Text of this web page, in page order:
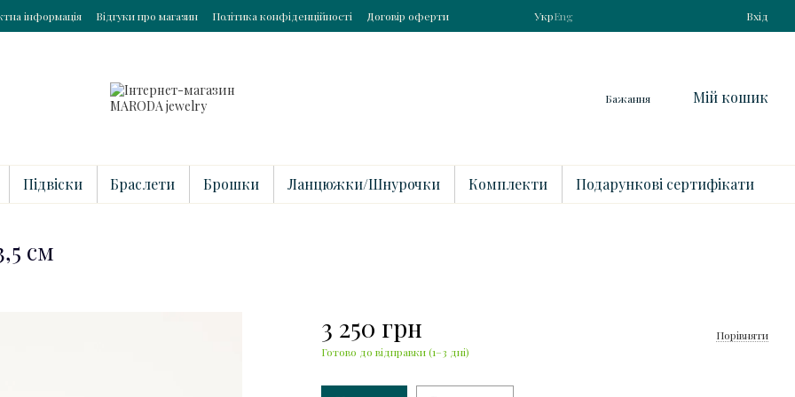
інформація Відгуки про магазин Політика конфіденційності Договір оферти УкрEng Вхід
Бажання Мій кошик
Підвіски Браслети Брошки Ланцюжки/Шнурочки Комплекти Подарункові сертифікати
см
3 250 грн
Готово до відправки (1–3 дні)
Порівняти